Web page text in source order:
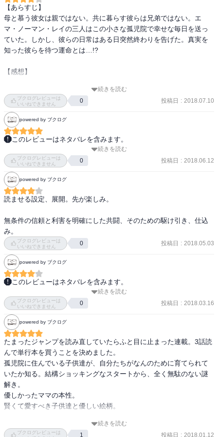
【あらすじ】
母と慕う彼女は親ではない。共に暮らす彼らは兄弟ではない。エ
マ・ノーマン・レイの三人はこの小さな孤児院で幸せな毎日を送っ
ていた。しかし、彼らの日常はある日突然終わりを告げた。真実を
知った彼らを待つ運命とは…!?
【感想】
続きを読む
ブクログレビューは
いいねできません
0 投稿日 : 2018.07.10
powered by ブクログ
このレビューはネタバレを含みます。
以前からフォロワーさんがオススメ下さっていたのだけど、なかな
か読む機会がなかったものを、アニメ化ということで手に取った。
面白かったです。アニメ化楽しみです。その前に既刊買います。
続きを読む
ブクログレビューは
いいねできません
0 投稿日 : 2018.06.12
powered by ブクログ
読ませる設定、展開。先が楽しみ。
無条件の信頼と利害を明確にした共闘、そのための駆け引き、仕込
み。
ブクログレビューは
いいねできません
0 投稿日 : 2018.05.03
powered by ブクログ
このレビューはネタバレを含みます。
可愛らしい絵柄に子供たちの物語…表紙だけ見てそんな漠然とした
印象を持って読み始めたら完全に度肝を抜かれました。
コミカルとシリアスの差が激しい！
陰謀あり策略あり、主人公は12歳といえど抜群の運動神経、頭脳を
持った神童３人組。
ハウスのママやシスター、鬼をいかに出し抜いて脱獄するのか…ス
リル満点で読んでるこちらも常に神経を張り巡らしながら、物語の
世界に引き込まれていきます。
続きを読む
ブクログレビューは
いいねできません
0 投稿日 : 2018.03.16
powered by ブクログ
たまったジャンプを読み直していたらふと目に止まった連載。3話読
んで単行本を買うことを決めました。
孤児院に住んでいる子供達が、自分たちがなんのために育てられて
いたか知る。結構ショッキングなスタートから、全く無駄のない謎
解き。
優しかったママの本性。
賢くて愛すべき子供達と優しい絵柄。
文句が何１つありません。
続きを読む
ブクログレビューは
1 投稿日 : 2018.01.12